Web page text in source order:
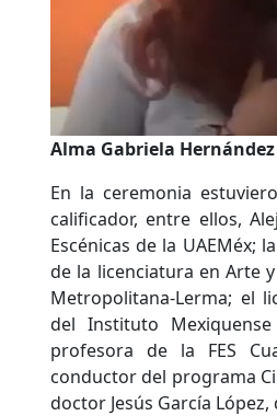
Alma Gabriela
En la ceremonia
calificador, entre ellos,
Escénicas de la UAEMéx;
de la licenciatura en Arte
Metropolitana-Lerma; el
del Instituto
profesora de la FES
conductor del programa
doctor Jesús García